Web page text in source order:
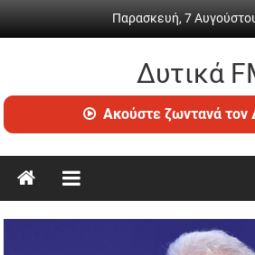
Παρασκευή, 7
Δυτικά
Ραδιόφωνο
•
ενημέρωση
Ακούστε ζωντανά τον